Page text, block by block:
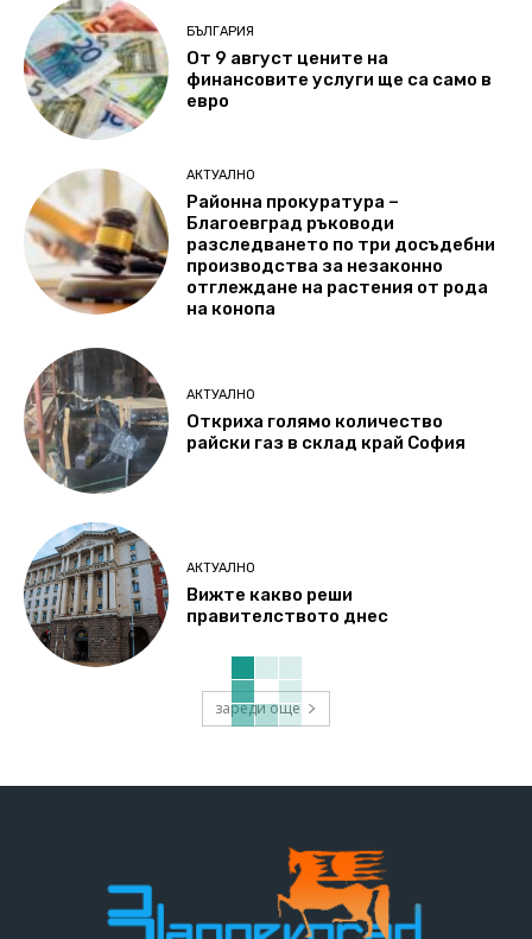
БЪЛГАРИЯ
От 9 август цените на
финансовите услуги ще са само в
евро
АКТУАЛНО
Районна прокуратура –
Благоевград ръководи
разследването по три досъдебни
производства за незаконно
отглеждане на растения от рода
на конопа
АКТУАЛНО
Откриха голямо количество
райски газ в склад край София
АКТУАЛНО
Вижте какво реши
правителството днес
зареди още